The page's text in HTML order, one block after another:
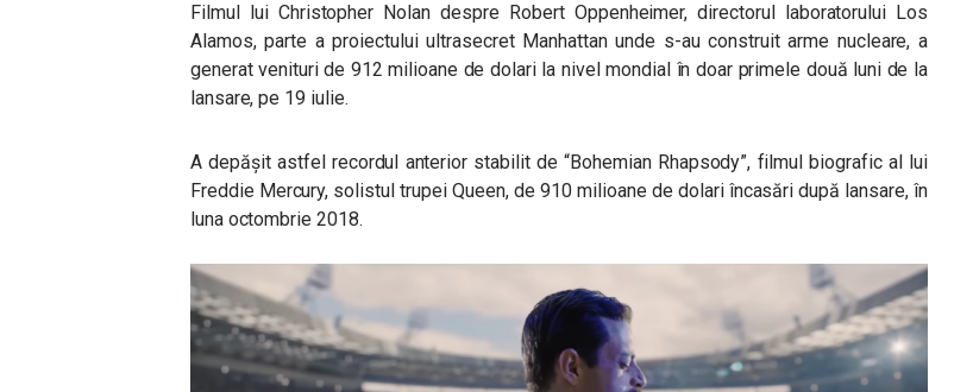
Filmul lui Christopher Nolan despre Robert Oppenheimer, directorul laboratorului Los
Alamos, parte a proiectului ultrasecret Manhattan unde s-au construit arme nucleare, a
generat venituri de 912 milioane de dolari la nivel mondial în doar primele două luni de la
lansare, pe 19 iulie.
A depășit astfel recordul anterior stabilit de “Bohemian Rhapsody”, filmul biografic al lui
Freddie Mercury, solistul trupei Queen, de 910 milioane de dolari încasări după lansare, în
luna octombrie 2018.